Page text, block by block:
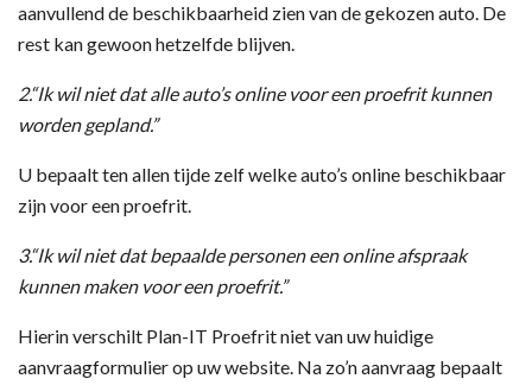
aanvullend de beschikbaarheid zien van de gekozen auto. De
rest kan gewoon hetzelfde blijven.
2.“Ik wil niet dat alle auto’s online voor een proefrit kunnen
worden gepland.”
U bepaalt ten allen tijde zelf welke auto’s online beschikbaar
zijn voor een proefrit.
3.“Ik wil niet dat bepaalde personen een online afspraak
kunnen maken voor een proefrit.”
Hierin verschilt Plan-IT Proefrit niet van uw huidige
aanvraagformulier op uw website. Na zo’n aanvraag bepaalt